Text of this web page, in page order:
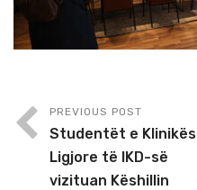
PREVIOUS POST
Studentët e Klinikës
Ligjore të IKD-së
vizituan Këshillin